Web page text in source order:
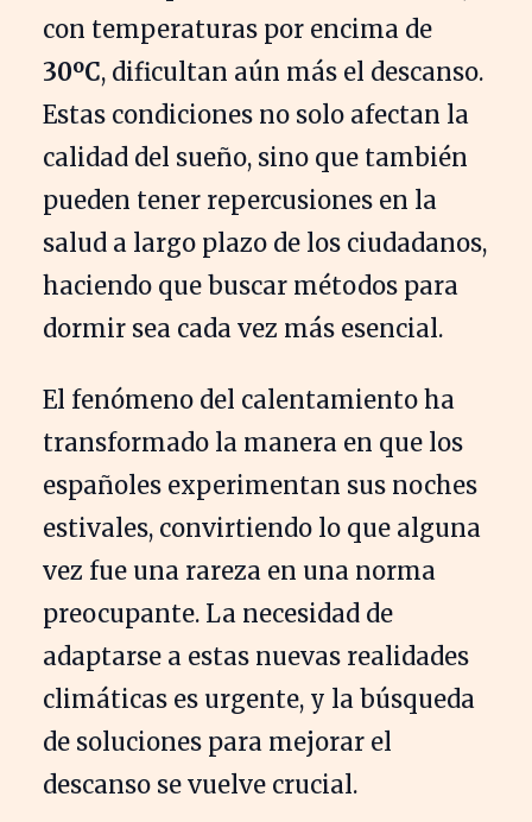
con temperaturas por encima de
30ºC, dificultan aún más el descanso.
Estas condiciones no solo afectan la
calidad del sueño, sino que también
pueden tener repercusiones en la
salud a largo plazo de los ciudadanos,
haciendo que buscar métodos para
dormir sea cada vez más esencial.
El fenómeno del calentamiento ha
transformado la manera en que los
españoles experimentan sus noches
estivales, convirtiendo lo que alguna
vez fue una rareza en una norma
preocupante. La necesidad de
adaptarse a estas nuevas realidades
climáticas es urgente, y la búsqueda
de soluciones para mejorar el
descanso se vuelve crucial.